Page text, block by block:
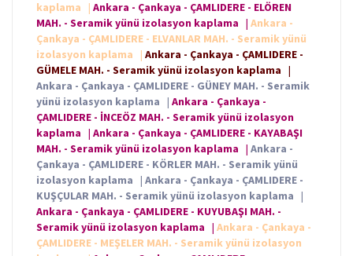
kaplama
| Ankara - Çankaya - ÇAMLIDERE - ELÖREN
MAH. - Seramik yünü izolasyon kaplama | Ankara -
Çankaya - ÇAMLIDERE - ELVANLAR MAH. - Seramik yünü
izolasyon kaplama
| Ankara - Çankaya - ÇAMLIDERE -
GÜMELE MAH. - Seramik yünü izolasyon kaplama |
Ankara - Çankaya - ÇAMLIDERE - GÜNEY MAH. - Seramik
yünü izolasyon kaplama | Ankara - Çankaya -
ÇAMLIDERE - İNCEÖZ MAH. - Seramik yünü izolasyon
kaplama | Ankara - Çankaya - ÇAMLIDERE - KAYABAŞI
MAH. - Seramik yünü izolasyon kaplama | Ankara -
Çankaya - ÇAMLIDERE - KÖRLER MAH. - Seramik yünü
izolasyon kaplama | Ankara - Çankaya - ÇAMLIDERE -
KUŞÇULAR MAH. - Seramik yünü izolasyon kaplama |
Ankara - Çankaya - ÇAMLIDERE - KUYUBAŞI MAH. -
Seramik yünü izolasyon kaplama | Ankara - Çankaya -
ÇAMLIDERE - MEŞELER MAH. - Seramik yünü izolasyon